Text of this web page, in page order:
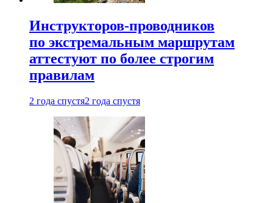
Инструкторов-проводников
по экстремальным маршрутам
аттестуют по более строгим
правилам
2 года спустя2 года спустя